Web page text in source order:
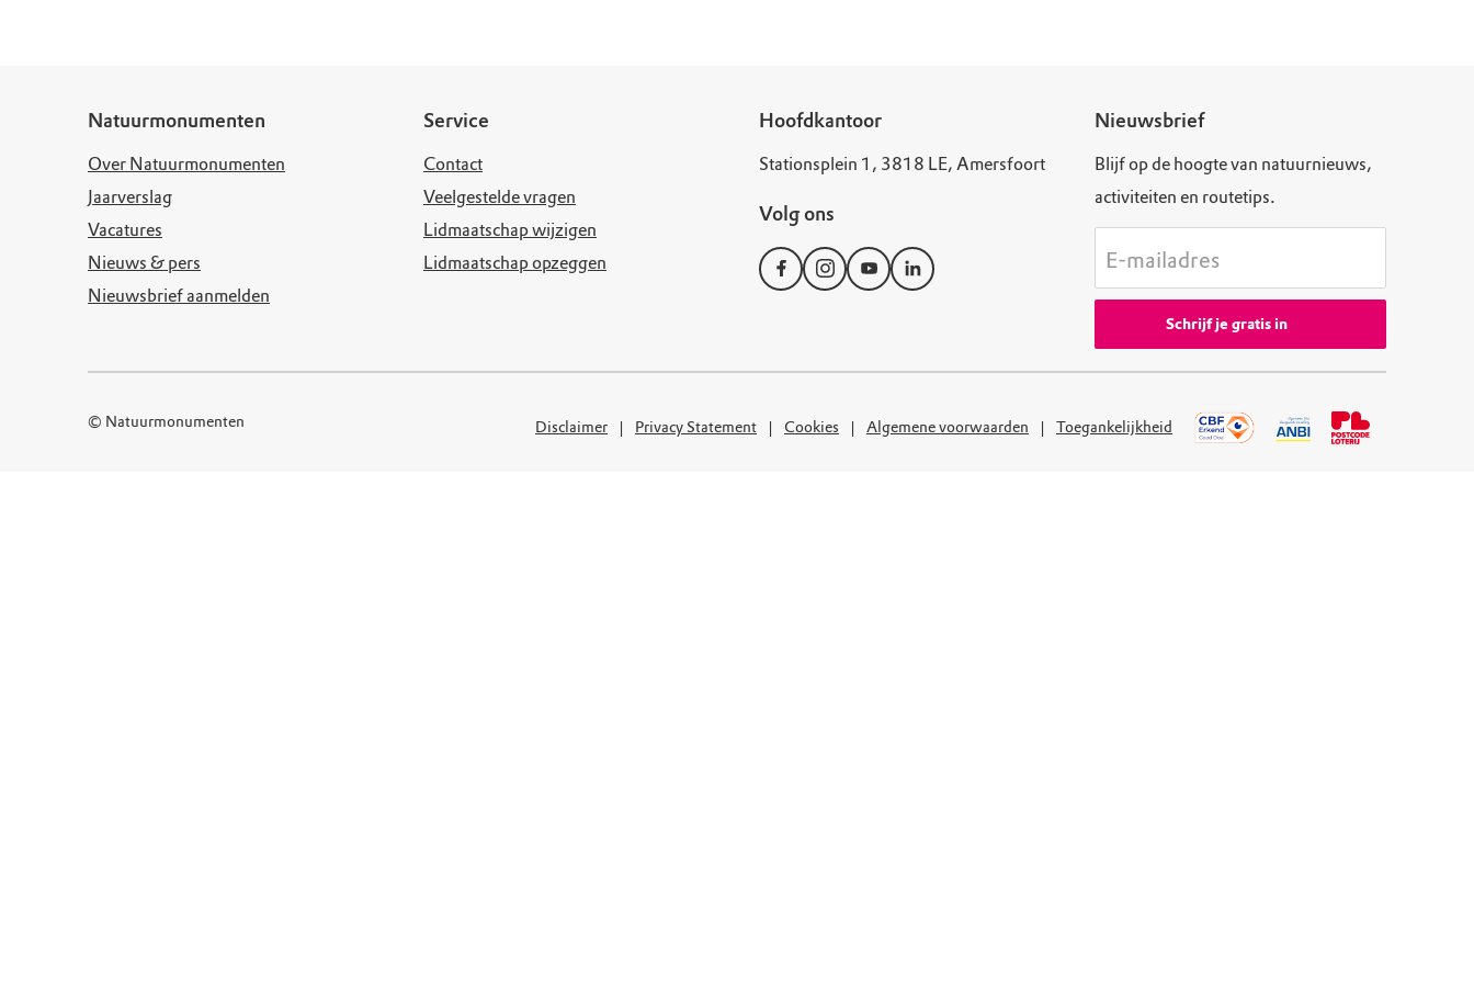
Natuurmonumenten
Over Natuurmonumenten
Jaarverslag
Vacatures
Nieuws & pers
Nieuwsbrief aanmelden
Service
Contact
Veelgestelde vragen
Lidmaatschap wijzigen
Lidmaatschap opzeggen
Hoofdkantoor
Stationsplein 1, 3818 LE, Amersfoort
Volg ons
Nieuwsbrief
Blijf op de hoogte van natuurnieuws,
activiteiten en routetips.
E-mailadres
Schrijf je gratis in
© Natuurmonumenten Disclaimer Privacy Statement Cookies Algemene voorwaarden Toegankelijkheid